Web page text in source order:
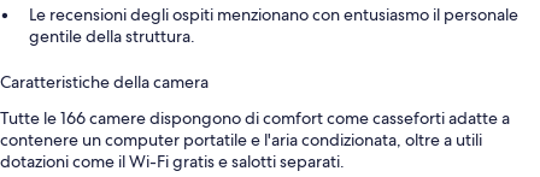
Le recensioni degli ospiti menzionano con entusiasmo il personale
gentile della struttura.
Caratteristiche della camera
Tutte le 166 camere dispongono di comfort come casseforti adatte a
contenere un computer portatile e l'aria condizionata, oltre a utili
dotazioni come il Wi-Fi gratis e salotti separati.